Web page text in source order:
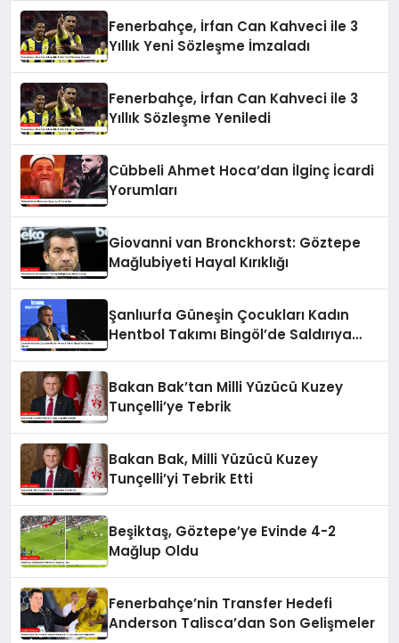
Fenerbahçe, İrfan Can Kahveci ile 3
Yıllık Yeni Sözleşme İmzaladı
Fenerbahçe, İrfan Can Kahveci ile 3
Yıllık Sözleşme Yeniledi
Cübbeli Ahmet Hoca’dan İlginç İcardi
Yorumları
Giovanni van Bronckhorst: Göztepe
Mağlubiyeti Hayal Kırıklığı
Şanlıurfa Güneşin Çocukları Kadın
Hentbol Takımı Bingöl’de Saldırıya
Bakan Bak’tan Milli Yüzücü Kuzey
Tunçelli’ye Tebrik
Bakan Bak, Milli Yüzücü Kuzey
Tunçelli’yi Tebrik Etti
Beşiktaş, Göztepe’ye Evinde 4-2
Mağlup Oldu
Fenerbahçe’nin Transfer Hedefi
Anderson Talisca’dan Son Gelişmeler